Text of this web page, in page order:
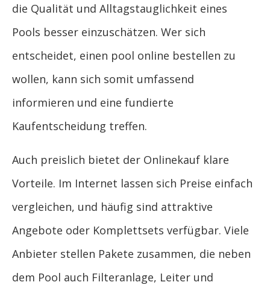
die Qualität und Alltagstauglichkeit eines
Pools besser einzuschätzen. Wer sich
entscheidet, einen pool online bestellen zu
wollen, kann sich somit umfassend
informieren und eine fundierte
Kaufentscheidung treffen.
Auch preislich bietet der Onlinekauf klare
Vorteile. Im Internet lassen sich Preise einfach
vergleichen, und häufig sind attraktive
Angebote oder Komplettsets verfügbar. Viele
Anbieter stellen Pakete zusammen, die neben
dem Pool auch Filteranlage, Leiter und